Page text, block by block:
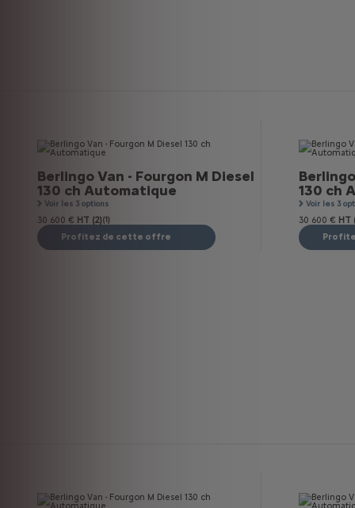
Berlingo Van - Fourgon M Diesel
130 ch Automatique
Voir les 3 options
30 600 € HT (2)(1)
Profitez de cette offre
130 ch
Voir les 3
30 600 € HT